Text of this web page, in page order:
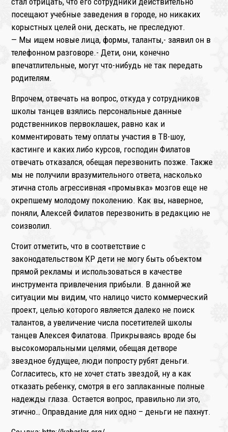
посещают учебные заведения в городе, но никаких
корыстных целей они, дескать, не преследуют.
— Мы ищем новые лица, формы, таланты,- заявил он в
телефонном разговоре.- Дети, они, конечно
впечатлительные, могут что-нибудь не так передать
родителям.
Впрочем, отвечать на вопрос, откуда у сотрудников
школы танцев взялись персональные данные
родственников первоклашек, равно как и
комментировать тему оплаты участия в ТВ-шоу,
кастинге и каких либо курсов, господин Филатов
отвечать отказался, обещая перезвонить позже. Также
мы не получили вразумительного ответа, насколько
этична столь агрессивная «промывка» мозгов еще не
окрепшему молодому поколению. Как вы, наверное,
поняли, Алексей Филатов перезвонить в редакцию не
соизволил.
Стоит отметить, что в соответствие с
законодательством КР дети не могу быть объектом
прямой рекламы и использоваться в качестве
инструмента привлечения прибыли. В данной же
ситуации мы видим, что налицо чисто коммерческий
проект, целью которого является далеко не поиск
талантов, а увеличение числа посетителей школы
танцев Алексея Филатова. Прикрываясь вроде бы
высокоморальными целями, обещая детворе
звездное будущее, люди попросту рубят деньги.
Согласитесь, кто не хочет стать звездой, ну а как
отказать ребенку, смотря в его заплаканные полные
надежды глаза. Остается вопрос, правильно ли это,
этично… Оправдание для них одно – деньги не пахнут.